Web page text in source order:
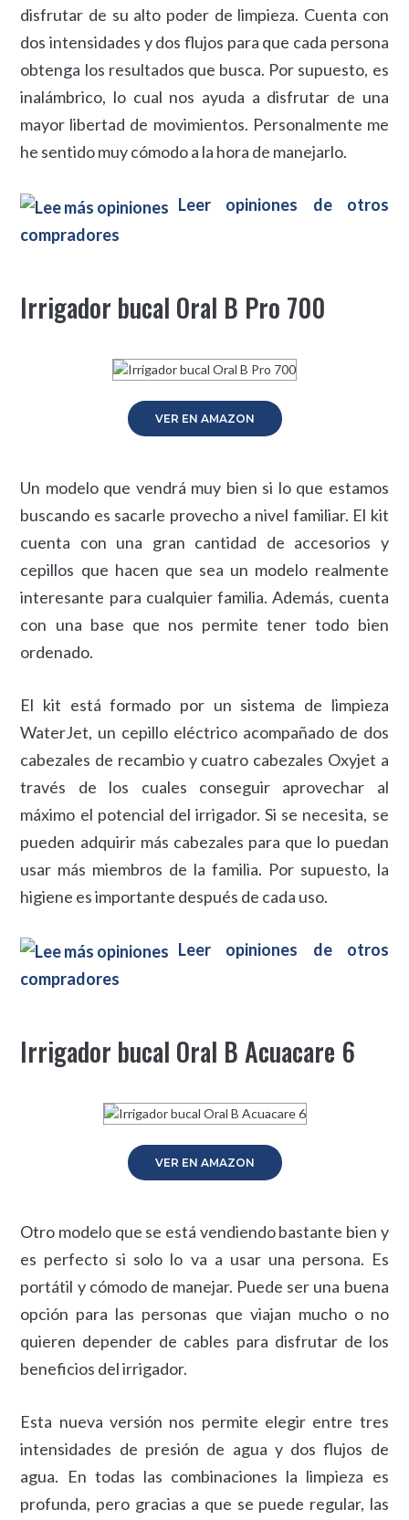
disfrutar de su alto poder de limpieza. Cuenta con
dos intensidades y dos flujos para que cada persona
obtenga los resultados que busca. Por supuesto, es
inalámbrico, lo cual nos ayuda a disfrutar de una
mayor libertad de movimientos. Personalmente me
he sentido muy cómodo a la hora de manejarlo.
Leer opiniones de otros
compradores
Irrigador bucal Oral B Pro 700
VER EN AMAZON
Un modelo que vendrá muy bien si lo que estamos
buscando es sacarle provecho a nivel familiar. El kit
cuenta con una gran cantidad de accesorios y
cepillos que hacen que sea un modelo realmente
interesante para cualquier familia. Además, cuenta
con una base que nos permite tener todo bien
ordenado.
El kit está formado por un sistema de limpieza
WaterJet, un cepillo eléctrico acompañado de dos
cabezales de recambio y cuatro cabezales Oxyjet a
través de los cuales conseguir aprovechar al
máximo el potencial del irrigador. Si se necesita, se
pueden adquirir más cabezales para que lo puedan
usar más miembros de la familia. Por supuesto, la
higiene es importante después de cada uso.
Leer opiniones de otros
compradores
Irrigador bucal Oral B Acuacare 6
VER EN AMAZON
Otro modelo que se está vendiendo bastante bien y
es perfecto si solo lo va a usar una persona. Es
portátil y cómodo de manejar. Puede ser una buena
opción para las personas que viajan mucho o no
quieren depender de cables para disfrutar de los
beneficios del irrigador.
Esta nueva versión nos permite elegir entre tres
intensidades de presión de agua y dos flujos de
agua. En todas las combinaciones la limpieza es
profunda, pero gracias a que se puede regular, las